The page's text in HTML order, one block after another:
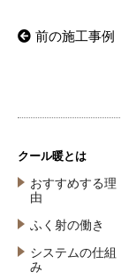
前の施工事例
クール暖とは
おすすめする理
由
ふく射の働き
システムの仕組
み